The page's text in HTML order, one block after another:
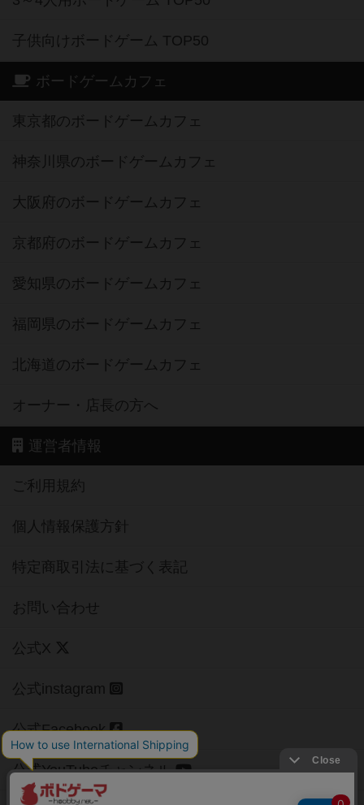
子供向けボードゲーム TOP50
ボードゲームカフェ
東京都のボードゲームカフェ
神奈川県のボードゲームカフェ
大阪府のボードゲームカフェ
京都府のボードゲームカフェ
愛知県のボードゲームカフェ
福岡県のボードゲームカフェ
北海道のボードゲームカフェ
オーナー・店長の方へ
運営者情報
ご利用規約
個人情報保護方針
特定商取引法に基づく表記
お問い合わせ
公式X
公式instagram
公式Facebook
公式YouTubeチャンネル